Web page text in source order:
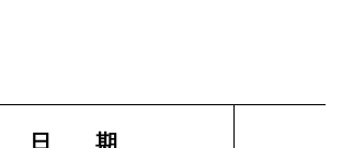
日 期